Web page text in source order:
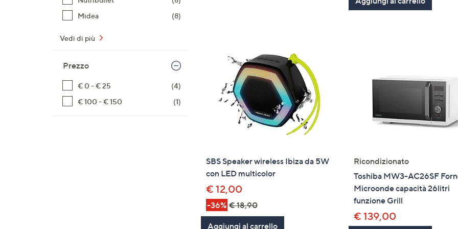
Midea
(8)
Vedi di più
Prezzo
€ 0 - € 25
(4)
€ 100 - € 150
(1)
Stars
SBS Speaker wireless Ibiza da 5W
con LED multicolor
€ 12,00
-36% € 18,90
Aggiungi al carrello
Ricondizionato
Toshiba MW3-AC26SF
Microonde capacità 26litri
funzione Grill
€ 139,00